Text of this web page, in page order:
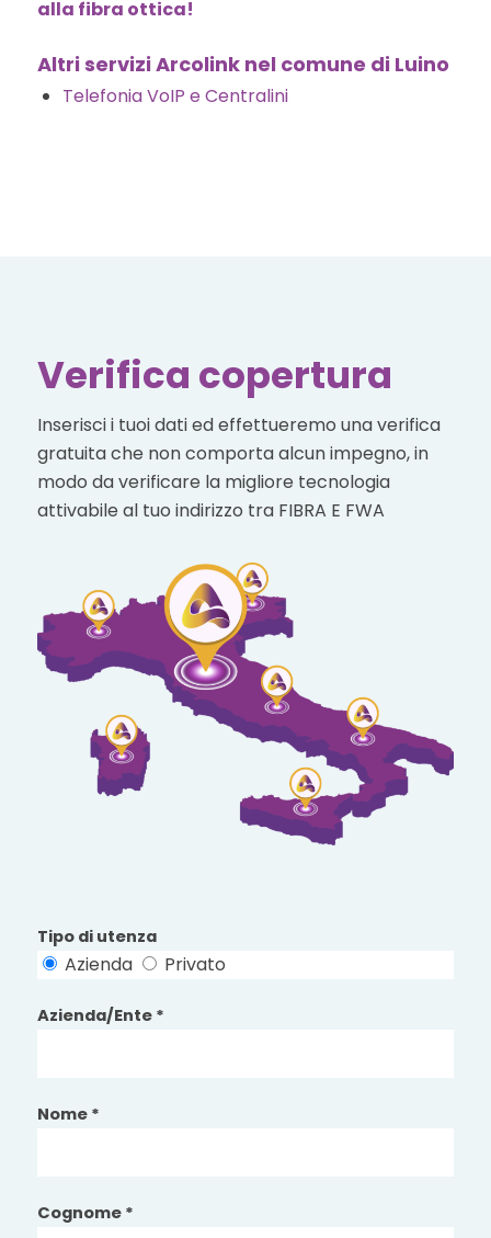
alla fibra ottica!
Altri servizi Arcolink nel comune di Luino
Telefonia VoIP e Centralini
Verifica copertura
Inserisci i tuoi dati ed effettueremo una verifica
gratuita che non comporta alcun impegno, in
modo da verificare la migliore tecnologia
attivabile al tuo indirizzo tra FIBRA E FWA
Tipo di utenza
Azienda Privato
Azienda/Ente *
Nome *
Cognome *